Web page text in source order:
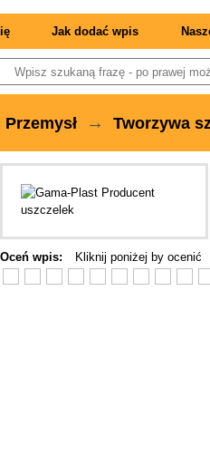
Jak dodać wpis
Przemysł → Tworzywa
Oceń wpis: Kliknij poniżej by ocenić